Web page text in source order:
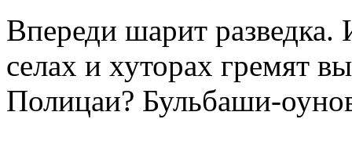
Впереди шарит разведка.
селах и хуторах гремят
Полицаи? Бульбаши-